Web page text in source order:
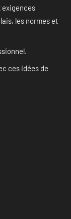
exigences
les normes et
ces idées de